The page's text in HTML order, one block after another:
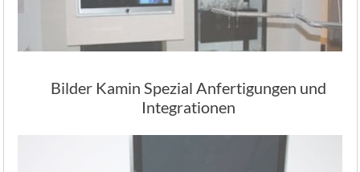
Bilder Kamin Spezial Anfertigungen und
Integrationen